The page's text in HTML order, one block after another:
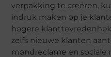
verpakking te creëren,
indruk maken op je
hogere
zelfs nieuwe klanten
mondreclame en sociale